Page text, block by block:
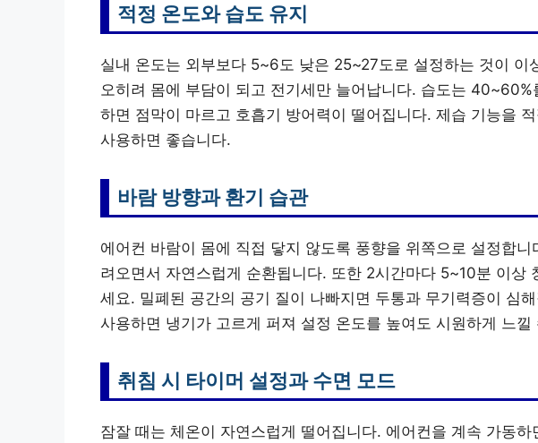
적정 온도와 습도 유지
실내 온도는 외부보다 5~6도 낮은 25~27도로 설정하는 것이 이
오히려 몸에 부담이 되고 전기세만 늘어납니다. 습도는
하면 점막이 마르고 호흡기 방어력이 떨어집니다. 제습 기능을
사용하면 좋습니다.
바람 방향과 환기 습관
에어컨 바람이 몸에 직접 닿지 않도록 풍향을 위쪽으로 설정합
려오면서 자연스럽게 순환됩니다. 또한 2시간마다 5~10분 이상
세요. 밀폐된 공간의 공기 질이 나빠지면 두통과 무기력증이 심
사용하면 냉기가 고르게 퍼져 설정 온도를 높여도 시원하게 느낄
취침 시 타이머 설정과 수면 모드
잠잘 때는 체온이 자연스럽게 떨어집니다. 에어컨을 계속 가동